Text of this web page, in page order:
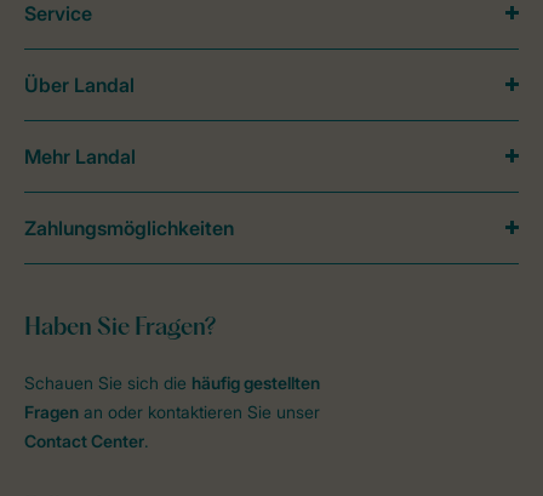
Haben Sie Fragen?
Schauen Sie sich die häufig gestellten
Fragen an oder kontaktieren Sie unser
Contact Center.
Service
Über Landal
Mehr Landal
Zahlungsmöglichkeiten